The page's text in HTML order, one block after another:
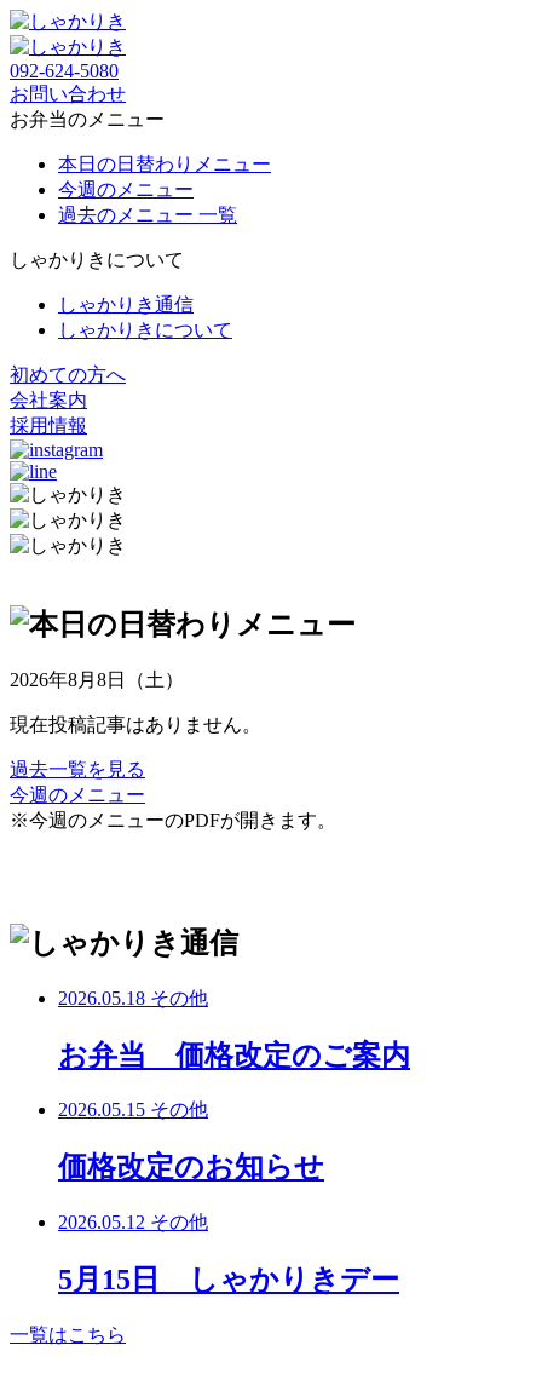
092-624-5080
お問い合わせ
お弁当のメニュー
本日の日替わりメニュー
今週のメニュー
過去のメニュー 一覧
しゃかりきについて
しゃかりき通信
しゃかりきについて
初めての方へ
会社案内
採用情報
2026年8月8日（土）
現在投稿記事はありません。
過去一覧を見る
今週のメニュー
※今週のメニューのPDFが開きます。
2026.05.18 その他
お弁当 価格改定のご案内
2026.05.15 その他
価格改定のお知らせ
2026.05.12 その他
5月15日 しゃかりきデー
一覧はこちら